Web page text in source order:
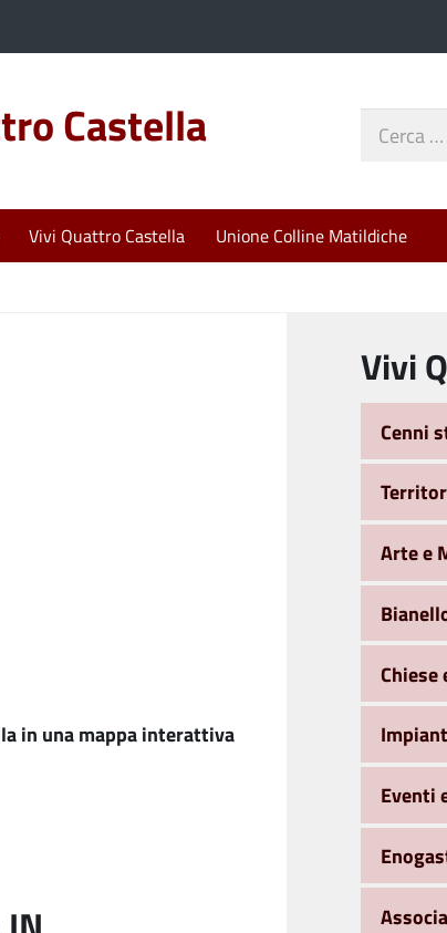
Castella
Cerca
Vivi Quattro Castella Unione Colline Matildiche
in una mappa interattiva
Vivi
Cenni
Arte e
Eventi